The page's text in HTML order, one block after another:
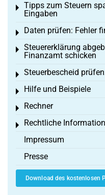
Tipps zum Steuern
Eingaben
Toggle menu
Daten prüfen: Fehler
Toggle menu
Steuererklärung
Finanzamt schicken
Toggle menu
Steuerbescheid
Toggle menu
Hilfe und Beispiele
Toggle menu
Rechner
Toggle menu
Rechtliche
Toggle menu
Impressum
Presse
Download des kostenlosen